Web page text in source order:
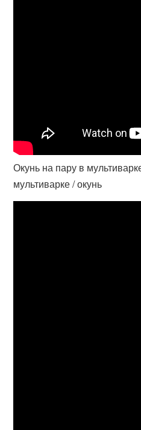
Окунь на пару в
мультиварке / окунь